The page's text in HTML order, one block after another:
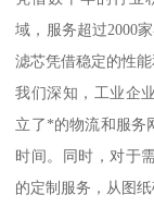
域，服务超过2000
滤芯凭借稳定的性
我们深知，工业企
立了*的物流和服务
时间。同时，对于
的定制服务，从图